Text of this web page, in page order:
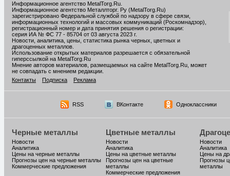
Информационное агентство MetalTorg.Ru
Информационное агентство Металлторг. Ру (MetalTorg.Ru)
зарегистрировано Федеральной службой по надзору в сфере связи,
информационных технологий и массовых коммуникаций (Роскомнадзор),
регистрационный номер и дата принятия решения о регистрации:
серия ИА № ФС 77 - 85704 от 03 августа 2023 г.
Новости, аналитика, цены, статистика рынка черных, цветных и
драгоценных металлов.
Использование открытых материалов разрешается с обязательной
гиперссылкой на MetalTorg.Ru
Мнение авторов материалов, размещаемых на сайте MetalTorg.Ru, может
не совпадать с мнением редакции.
Контакты
Подписка Реклама
RSS ВКонтакте Одноклассники
Черные металлы
Новости
Аналитика
Цены на черные металлы
Прогнозы цен на черные металлы
Коммерческие предложения
Цветные металлы
Новости
Аналитика
Цены на цветные металлы
Прогнозы цен на цветные
металлы
Коммерческие предложения
Новости
Аналитика
Цены на
Прогнозы
металлы